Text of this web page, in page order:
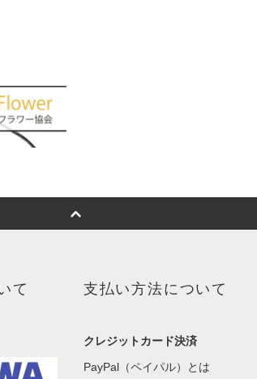
て 支払い方法について
クレジットカード決済
PayPal（ペイパル）とは